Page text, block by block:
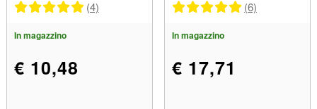
(4)
In magazzino
€ 10,48
(6)
In magazzino
€ 17,71